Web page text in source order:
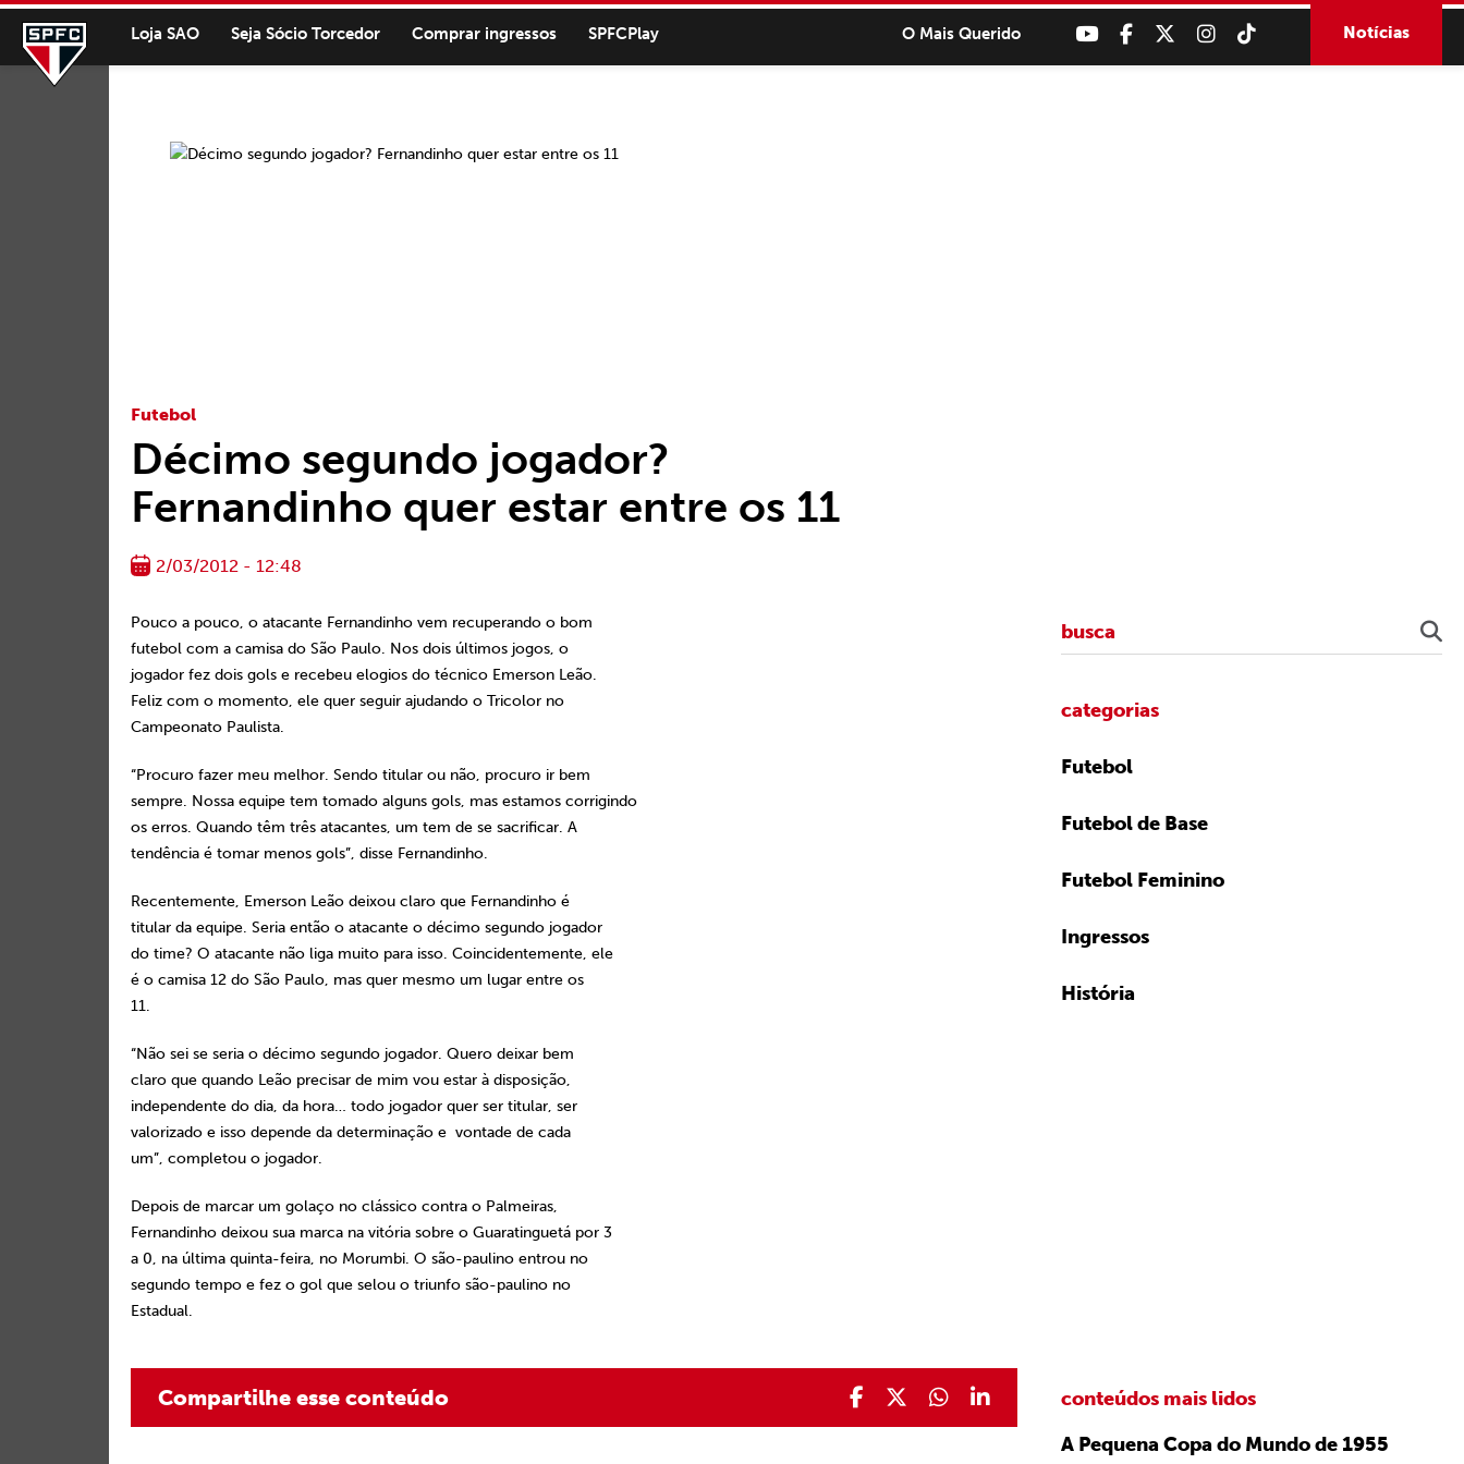
Loja SAO Seja Sócio Torcedor Comprar ingressos SPFCPlay O Mais Querido Notícias
Futebol
Décimo segundo jogador?
Fernandinho quer estar entre os 11
2/03/2012 - 12:48
Pouco a pouco, o atacante Fernandinho vem recuperando o bom
futebol com a camisa do São Paulo. Nos dois últimos jogos, o
jogador fez dois gols e recebeu elogios do técnico Emerson Leão.
Feliz com o momento, ele quer seguir ajudando o Tricolor no
Campeonato Paulista.
“Procuro fazer meu melhor. Sendo titular ou não, procuro ir bem
sempre. Nossa equipe tem tomado alguns gols, mas estamos corrigindo
os erros. Quando têm três atacantes, um tem de se sacrificar. A
tendência é tomar menos gols”, disse Fernandinho.
Recentemente, Emerson Leão deixou claro que Fernandinho é
titular da equipe. Seria então o atacante o décimo segundo jogador
do time? O atacante não liga muito para isso. Coincidentemente, ele
é o camisa 12 do São Paulo, mas quer mesmo um lugar entre os
11.
“Não sei se seria o décimo segundo jogador. Quero deixar bem
claro que quando Leão precisar de mim vou estar à disposição,
independente do dia, da hora… todo jogador quer ser titular, ser
valorizado e isso depende da determinação e vontade de cada
um”, completou o jogador.
Depois de marcar um golaço no clássico contra o Palmeiras,
Fernandinho deixou sua marca na vitória sobre o Guaratinguetá por 3
a 0, na última quinta-feira, no Morumbi. O são-paulino entrou no
segundo tempo e fez o gol que selou o triunfo são-paulino no
Estadual.
Compartilhe esse conteúdo
categorias
Futebol
Futebol de Base
Futebol Feminino
Ingressos
História
conteúdos mais lidos
A Pequena Copa do Mundo de 1955